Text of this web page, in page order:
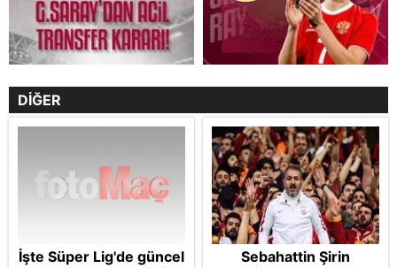
DİĞER
İşte Süper Lig'de güncel
Sebahattin Şirin